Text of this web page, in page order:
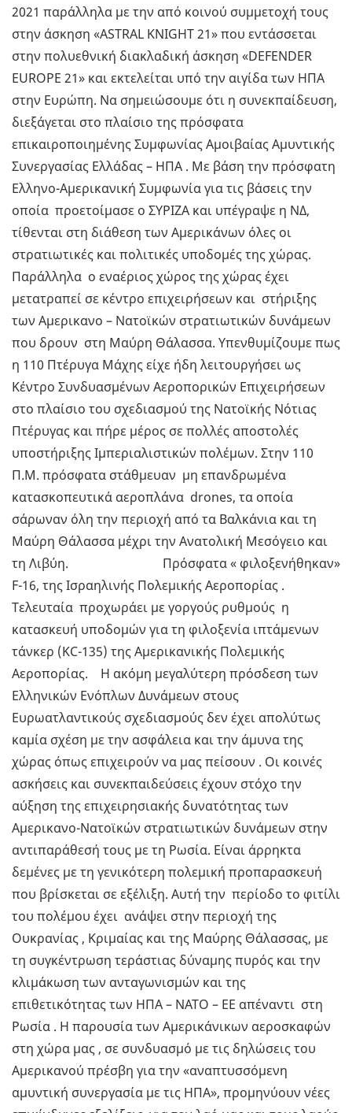
2021 παράλληλα με την από κοινού συμμετοχή τους
στην άσκηση «ASTRAL KNIGHT 21» που εντάσσεται
στην πολυεθνική διακλαδική άσκηση «DEFENDER
EUROPE 21» και εκτελείται υπό την αιγίδα των ΗΠΑ
στην Ευρώπη. Να σημειώσουμε ότι η συνεκπαίδευση,
διεξάγεται στο πλαίσιο της πρόσφατα
επικαιροποιημένης Συμφωνίας Αμοιβαίας Αμυντικής
Συνεργασίας Ελλάδας – ΗΠΑ . Με βάση την πρόσφατη
Ελληνο-Αμερικανική Συμφωνία για τις βάσεις την
οποία προετοίμασε ο ΣΥΡΙΖΑ και υπέγραψε η ΝΔ,
τίθενται στη διάθεση των Αμερικάνων όλες οι
στρατιωτικές και πολιτικές υποδομές της χώρας.
Παράλληλα ο εναέριος χώρος της χώρας έχει
μετατραπεί σε κέντρο επιχειρήσεων και στήριξης
των Αμερικανο – Νατοϊκών στρατιωτικών δυνάμεων
που δρουν στη Μαύρη Θάλασσα. Υπενθυμίζουμε πως
η 110 Πτέρυγα Μάχης είχε ήδη λειτουργήσει ως
Κέντρο Συνδυασμένων Αεροπορικών Επιχειρήσεων
στο πλαίσιο του σχεδιασμού της Νατοϊκής Νότιας
Πτέρυγας και πήρε μέρος σε πολλές αποστολές
υποστήριξης Ιμπεριαλιστικών πολέμων. Στην 110
Π.Μ. πρόσφατα στάθμευαν μη επανδρωμένα
κατασκοπευτικά αεροπλάνα drones, τα οποία
σάρωναν όλη την περιοχή από τα Βαλκάνια και τη
Μαύρη Θάλασσα μέχρι την Ανατολική Μεσόγειο και
τη Λιβύη. Πρόσφατα « φιλοξενήθηκαν»
F-16, της Ισραηλινής Πολεμικής Αεροπορίας .
Τελευταία προχωράει με γοργούς ρυθμούς η
κατασκευή υποδομών για τη φιλοξενία ιπτάμενων
τάνκερ (KC-135) της Αμερικανικής Πολεμικής
Αεροπορίας. Η ακόμη μεγαλύτερη πρόσδεση των
Ελληνικών Ενόπλων Δυνάμεων στους
Ευρωατλαντικούς σχεδιασμούς δεν έχει απολύτως
καμία σχέση με την ασφάλεια και την άμυνα της
χώρας όπως επιχειρούν να μας πείσουν . Οι κοινές
ασκήσεις και συνεκπαιδεύσεις έχουν στόχο την
αύξηση της επιχειρησιακής δυνατότητας των
Αμερικανο-Νατοϊκών στρατιωτικών δυνάμεων στην
αντιπαράθεσή τους με τη Ρωσία. Είναι άρρηκτα
δεμένες με τη γενικότερη πολεμική προπαρασκευή
που βρίσκεται σε εξέλιξη. Αυτή την περίοδο το φιτίλι
του πολέμου έχει ανάψει στην περιοχή της
Ουκρανίας , Κριμαίας και της Μαύρης Θάλασσας, με
τη συγκέντρωση τεράστιας δύναμης πυρός και την
κλιμάκωση των ανταγωνισμών και της
επιθετικότητας των ΗΠΑ – ΝΑΤΟ – ΕΕ απέναντι στη
Ρωσία . Η παρουσία των Αμερικάνικων αεροσκαφών
στη χώρα μας , σε συνδυασμό με τις δηλώσεις του
Αμερικανού πρέσβη για την «αναπτυσσόμενη
αμυντική συνεργασία με τις ΗΠΑ», προμηνύουν νέες